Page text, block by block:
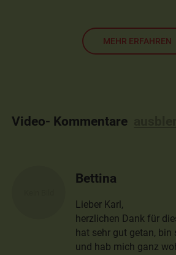
MEHR ERFAHREN
Video- Kommentare
Bettina
Lieber Karl,
herzlichen Dank für
hat sehr gut getan,
und hab mich ganz